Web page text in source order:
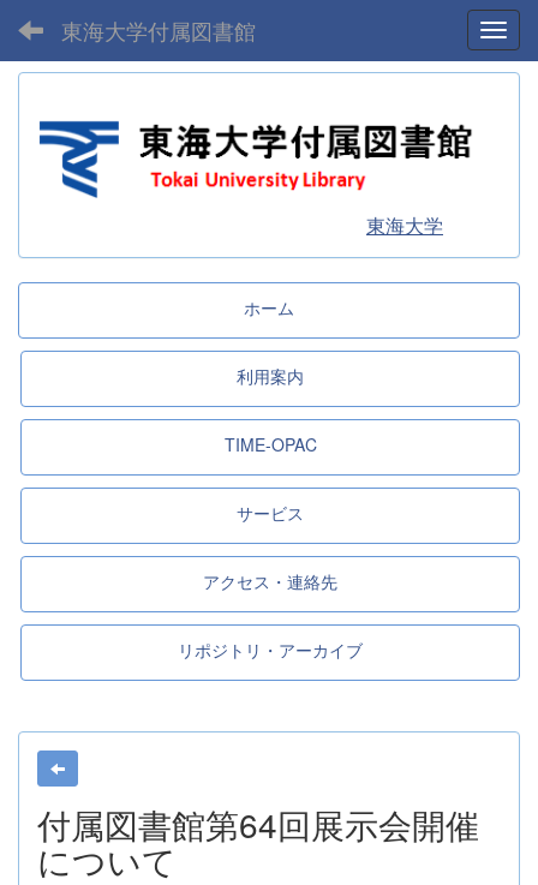
東海大学付属図書館
東海大学
ホーム
利用案内
TIME-OPAC
サービス
アクセス・連絡先
リポジトリ・アーカイブ
付属図書館第64回展示会開催
について